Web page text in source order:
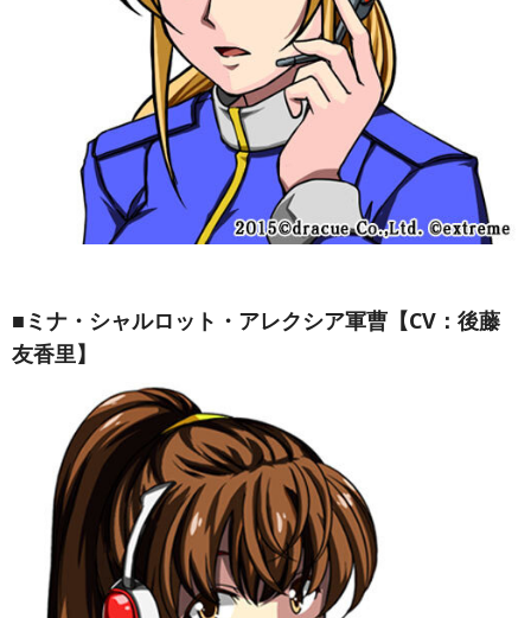
■ミナ・シャルロット・アレクシア軍曹【CV：後藤
友香里】